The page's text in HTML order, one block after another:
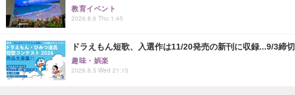
教育イベント
2026.8.6 Thu 1:45
ドラえもん短歌、入選作は11/20発売の新刊に収録...9/3締切
趣味・娯楽
2026.8.5 Wed 21:15